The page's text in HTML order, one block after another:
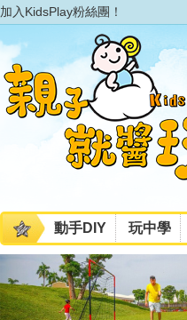
加入KidsPlay粉絲團！
動手DIY 玩中學